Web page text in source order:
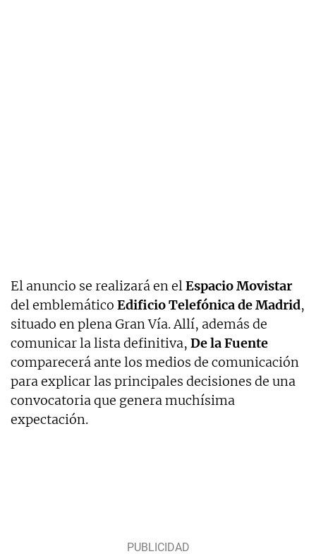
El anuncio se realizará en elEspacio Movistar
del emblemático Edificio Telefónica de Madrid,
situado en plena Gran Vía. Allí, además de
comunicar la lista definitiva, De la Fuente
comparecerá ante los medios de comunicación
para explicar las principales decisiones de una
convocatoria que genera muchísima
expectación.